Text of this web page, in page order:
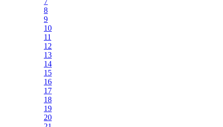
8
9
10
11
12
13
14
15
16
17
18
19
20